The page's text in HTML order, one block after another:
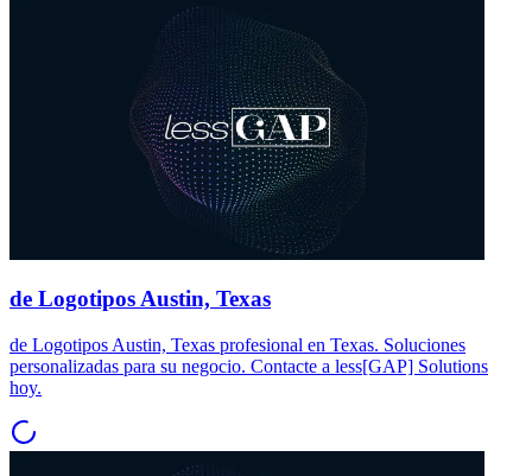
de Logotipos Austin, Texas
de Logotipos Austin, Texas profesional en Texas. Soluciones
personalizadas para su negocio. Contacte a less[GAP] Solutions
hoy.